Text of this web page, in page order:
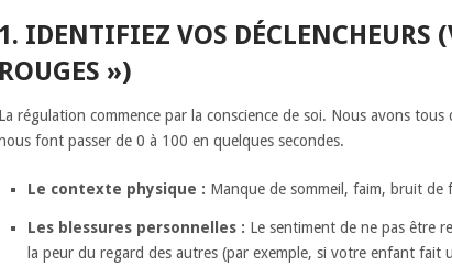
1. IDENTIFIEZ VOS DÉCLENCHEURS
ROUGES »)
La régulation commence par la conscience de soi. Nous avons tous
font passer de 0 à 100 en quelques secondes.
Le contexte physique : Manque de sommeil, faim, bruit
Les blessures personnelles : Le sentiment de ne pas être
la peur du regard des autres (par exemple, si votre enfant fait